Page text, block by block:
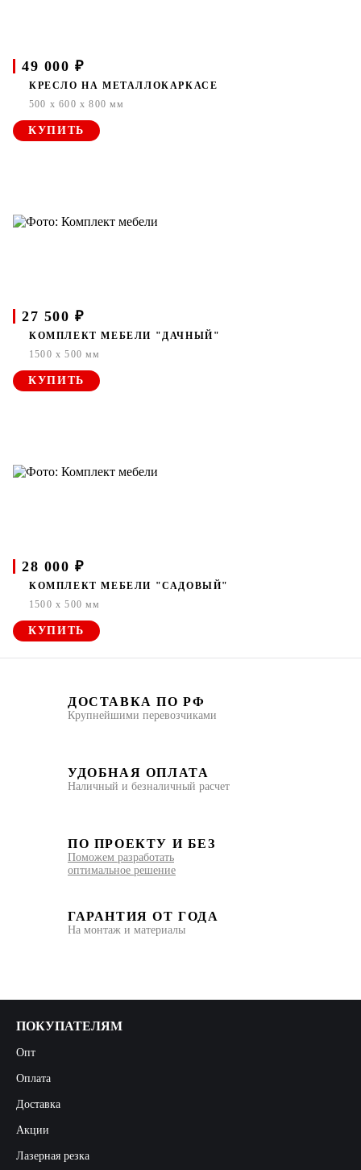
49 000 ₽
КРЕСЛО НА МЕТАЛЛОКАРКАСЕ
500 x 600 x 800 мм
КУПИТЬ
27 500 ₽
КОМПЛЕКТ МЕБЕЛИ "ДАЧНЫЙ"
1500 x 500 мм
КУПИТЬ
28 000 ₽
КОМПЛЕКТ МЕБЕЛИ "САДОВЫЙ"
1500 x 500 мм
КУПИТЬ
ДОСТАВКА ПО РФ
Крупнейшими перевозчиками
УДОБНАЯ ОПЛАТА
Наличный и безналичный расчет
ПО ПРОЕКТУ И БЕЗ
Поможем разработать
оптимальное решение
ГАРАНТИЯ ОТ ГОДА
На монтаж и материалы
ПОКУПАТЕЛЯМ
Опт
Оплата
Доставка
Акции
Лазерная резка